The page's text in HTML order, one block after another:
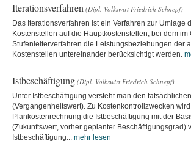
Iterationsverfahren (Dipl. Volkswirt Friedrich Schnepf)
Das Iterationsverfahren ist ein Verfahren zur Umlage
Kostenstellen auf die Hauptkostenstellen, bei dem im
Stufenleiterverfahren die Leistungsbeziehungen der
Kostenstellen untereinander berücksichtigt werden.
Istbeschäftigung (Dipl. Volkswirt Friedrich Schnepf)
Unter Istbeschäftigung versteht man den
(Vergangenheitswert). Zu Kostenkontrollzwecken
Plankostenrechnung die Istbeschäftigung mit der
(Zukunftswert, vorher geplanter Beschäftigungsgrad)
Istbeschäftigung... mehr lesen